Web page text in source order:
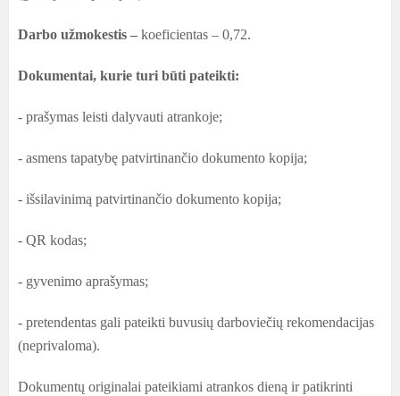
Darbo užmokestis – koeficientas – 0,72.
Dokumentai, kurie turi būti pateikti:
- prašymas leisti dalyvauti atrankoje;
- asmens tapatybę patvirtinančio dokumento kopija;
- išsilavinimą patvirtinančio dokumento kopija;
- QR kodas;
- gyvenimo aprašymas;
- pretendentas gali pateikti buvusių darboviečių rekomendacijas
(neprivaloma).
Dokumentų originalai pateikiami atrankos dieną ir patikrinti